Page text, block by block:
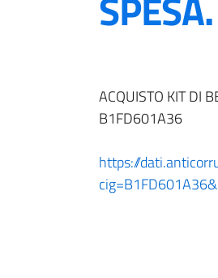
ACQUISTO KIT DI
B1FD601A36
https://